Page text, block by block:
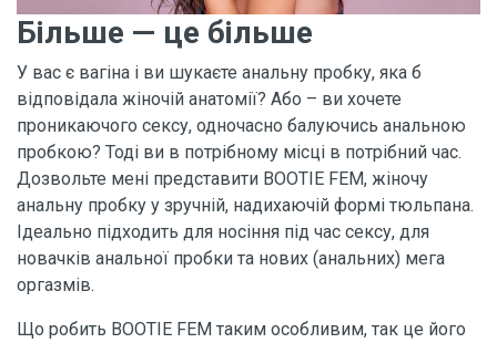
Більше — це більше
У вас є вагіна і ви шукаєте анальну пробку, яка б
відповідала жіночій анатомії? Або – ви хочете
проникаючого сексу, одночасно балуючись анальною
пробкою? Тоді ви в потрібному місці в потрібний час.
Дозвольте мені представити BOOTIE FEM, жіночу
анальну пробку у зручній, надихаючій формі тюльпана.
Ідеально підходить для носіння під час сексу, для
новачків анальної пробки та нових (анальних) мега
оргазмів.
Що робить BOOTIE FEM таким особливим, так це його